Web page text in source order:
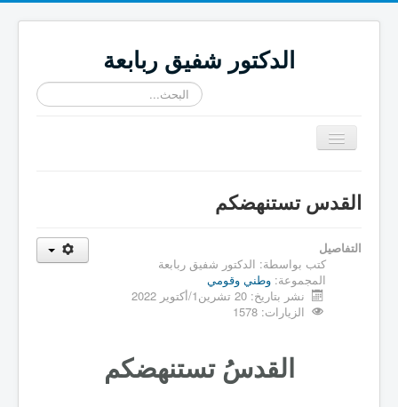
الدكتور شفيق ربابعة
البحث...
تبديل
المتصفح
≡
القدس تستنهضكم
التفاصيل
كتب بواسطة: الدكتور شفيق ربابعة
المجموعة: وطني وقومي
نشر بتاريخ: 20 تشرين1/أكتوير 2022
الزيارات: 1578
القدسُ تستنهضكم